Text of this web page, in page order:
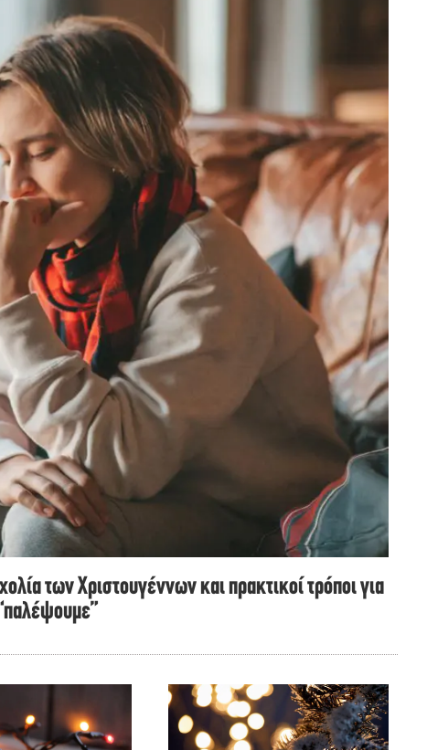
των Χριστουγέννων και πρακτικοί τρόποι για